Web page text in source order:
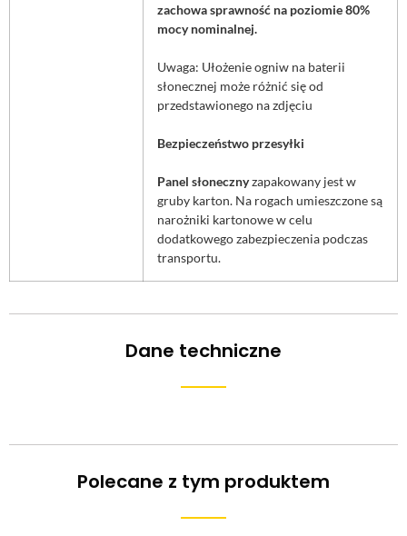
zachowa sprawność na poziomie 80%
mocy nominalnej.
Uwaga: Ułożenie ogniw na baterii
słonecznej może różnić się od
przedstawionego na zdjęciu
Bezpieczeństwo przesyłki
Panel słonecznyzapakowany jest w
gruby karton. Na rogach umieszczone są
narożniki kartonowe w celu
dodatkowego zabezpieczenia podczas
transportu.
Dane techniczne
Polecane z tym produktem